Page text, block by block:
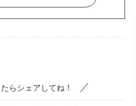
らシェアしてね！